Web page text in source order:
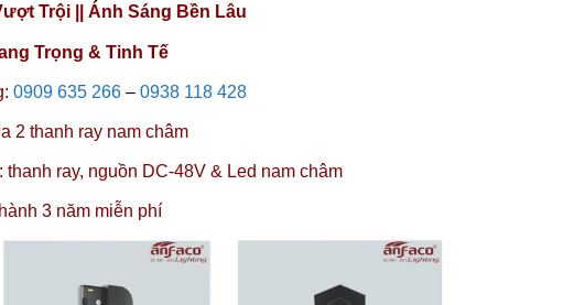
Trội || Ánh Sáng Bền Lâu
Trọng & Tinh Tế
0909 635 266 – 0938 118 428
2 thanh ray nam châm
thanh ray, nguồn DC-48V& Led nam châm
3 năm miễn phí